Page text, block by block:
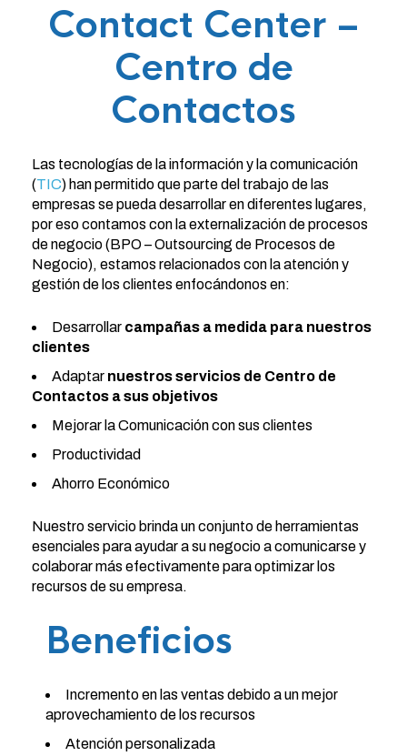
Contact Center –
Centro de
Contactos
Las tecnologías de la información y la comunicación
(TIC) han permitido que parte del trabajo de las
empresas se pueda desarrollar en diferentes lugares,
por eso contamos con la externalización de procesos
de negocio (BPO – Outsourcing de Procesos de
Negocio), estamos relacionados con la atención y
gestión de los clientes enfocándonos en:
Desarrollar campañas a medida para nuestros
clientes
Adaptar nuestros servicios de Centro de
Contactos a sus objetivos
Mejorar la Comunicación con sus clientes
Productividad
Ahorro Económico
Nuestro servicio brinda un conjunto de herramientas
esenciales para ayudar a su negocio a comunicarse y
colaborar más efectivamente para optimizar los
recursos de su empresa.
Beneficios
Incremento en las ventas debido a un mejor
aprovechamiento de los recursos
Atención personalizada